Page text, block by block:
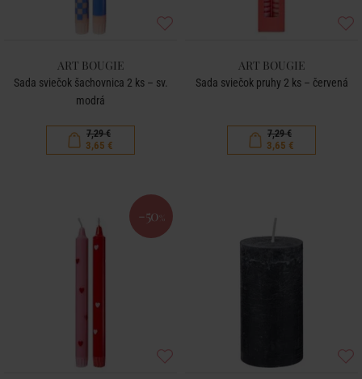
ART BOUGIE
Sada sviečok šachovnica 2 ks – sv.
modrá
7,29 €
3,65 €
ART BOUGIE
Sada sviečok pruhy 2 ks – červená
7,29 €
3,65 €
-50 %